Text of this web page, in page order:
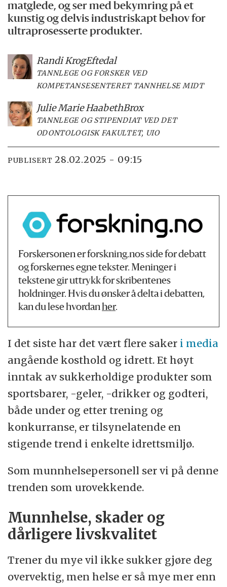
matglede, og ser med bekymring på et
kunstig og delvis industriskapt behov for
ultraprosesserte produkter.
Randi KrogEftedal
TANNLEGE OG FORSKER VED
KOMPETANSESENTERET TANNHELSE MIDT
Julie Marie HaabethBrox
TANNLEGE OG STIPENDIAT VED DET
ODONTOLOGISK FAKULTET, UIO
PUBLISERT 28.02.2025 - 09:15
Forskersonen er forskning.nos side for debatt
og forskernes egne tekster. Meninger i
tekstene gir uttrykk for skribentenes
holdninger. Hvis du ønsker å delta i debatten,
kan du lese hvordanher.
I det siste har det vært flere saker i media
angående kosthold og idrett. Et høyt
inntak av sukkerholdige produkter som
sportsbarer, -geler, -drikker og godteri,
både under og etter trening og
konkurranse, er tilsynelatende en
stigende trend i enkelte idrettsmiljø.
Som munnhelsepersonell ser vi på denne
trenden som urovekkende.
Munnhelse, skader og
dårligere livskvalitet
Trener du mye vil ikke sukker gjøre deg
overvektig, men helse er så mye mer enn